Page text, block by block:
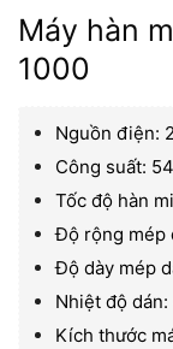
Máy hàn
1000
Nguồn điện:
Công suất:
Tốc độ hàn
Độ rộng mép
Độ dày mép
Nhiệt độ
Kích thước